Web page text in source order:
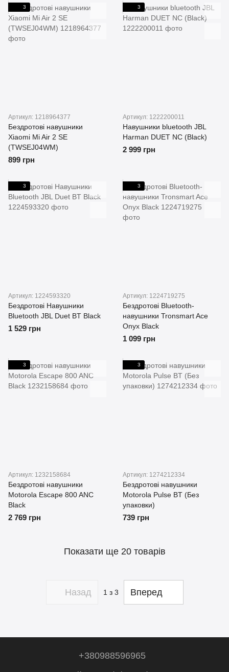
3
Артикул: 1218964377
Бездротові навушники
Xiaomi Mi Air 2 SE
(TWSEJ04WM)
899 грн
3
Артикул: 1222200011
Навушники bluetooth JBL
Harman DUET NC (Black)
2 999 грн
3
Артикул: 1224593320
Бездротові Навушники
Bluetooth JBL Duet BT Black
1 529 грн
3
Артикул: 1224719275
Бездротові Bluetooth-
навушники Tronsmart Ace
Onyx Black
1 099 грн
3
Артикул: 1232158684
Бездротові навушники
Motorola Escape 800 ANC
Black
2 769 грн
3
Артикул: 1274212334
Бездротові навушники
Motorola Pulse BT (Без
упаковки)
739 грн
Показати ще 20 товарів
Назад 1 з 3 Вперед
+380988596965